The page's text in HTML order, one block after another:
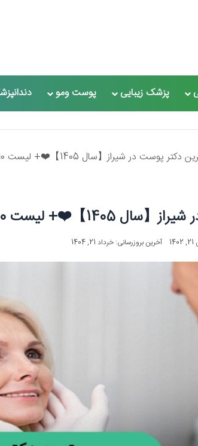
پزشک زیبایی پوست ومو
دکتر پوست در شیراز【سال 1405】❤️+ لیست 10 تایی
】❤️+ لیست 10 تایی
آخرین بروزرسانی: خرداد 21, 1404